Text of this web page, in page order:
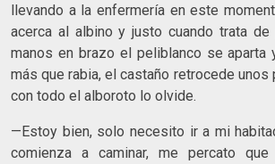
llevando a la enfermería en este
acerca al albino y justo cuando trata
manos en brazo el peliblanco se aparta
más que rabia, el castaño retrocede
con todo el alboroto lo olvide.
—Estoy bien, solo necesito ir a mi
comienza a caminar, me percato